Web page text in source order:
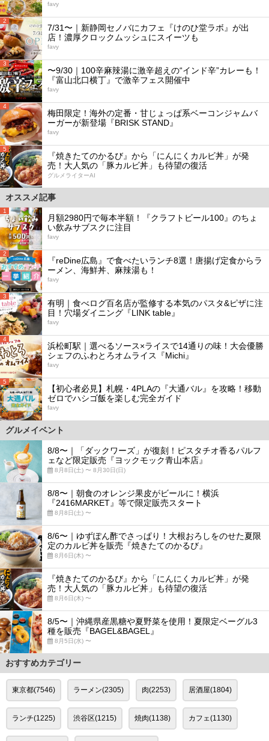
favy
2
7/31〜｜新静岡セノバにカフェ『けのひ堂ラボ』が出
店！濃厚クロックムッシュにスイーツも
favy
3
〜9/30｜100辛麻辣湯に激辛超えの“インド辛”カレーも！
『富山北口横丁』で激辛フェス開催中
favy
4
梅田限定！海外の定番・甘じょっぱ系ベーコンジャムバ
ーガーが新登場『BRISK STAND』
favy
5
『焼きたてのかるび』から「にんにくカルビ丼」が発
売！大人気の「豚カルビ丼」も待望の復活
グルメライターAI
オススメ記事
1
月額2980円で毎本半額！『クラフトビール100』のちょ
い飲みサブスクに注目
favy
2
『reDine広島』で食べたいランチ8選！唐揚げ定食からラ
ーメン、海鮮丼、麻辣湯も！
favy
3
有明｜食べログ百名店が監修する本気のパスタ&ピザに注
目！穴場ダイニング『LINK table』
favy
4
浜松町駅｜選べるソース×ライスで14通りの味！大会優勝
シェフのふわとろオムライス『Michi』
favy
5
【初心者必見】札幌・4PLAの『大通バル』を攻略！移動
ゼロでハシゴ飯を楽しむ完全ガイド
favy
グルメイベント
8/8〜｜「ダックワーズ」が復刻！ピスタチオ香るパルフ
ェなど限定販売『ヨックモック青山本店』
8月8日(土) 〜 8月30日(日)
8/8〜｜朝食のオレンジ果皮がビールに！横浜
『2416MARKET』等で限定販売スタート
8月8日(土) 〜
8/6〜｜ゆずぽん酢でさっぱり！大根おろしをのせた夏限
定のカルビ丼を販売『焼きたてのかるび』
8月6日(木) 〜
『焼きたてのかるび』から「にんにくカルビ丼」が発
売！大人気の「豚カルビ丼」も待望の復活
8月6日(木) 〜
8/5〜｜沖縄県産黒糖や夏野菜を使用！夏限定ベーグル3
種を販売『BAGEL&BAGEL』
8月5日(水) 〜
おすすめカテゴリー
東京都(7546) ラーメン(2305) 肉(2253) 居酒屋(1804)
ランチ(1225) 渋谷区(1215) 焼肉(1138) カフェ(1130)